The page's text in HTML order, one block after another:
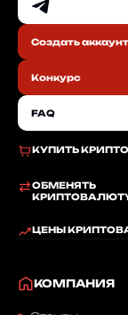
КУПИТЬ
ОБМЕНЯТЬ
ЦЕНЫ
EN
Создать аккаунт
Конкурс
FAQ
КОМПАНИЯ